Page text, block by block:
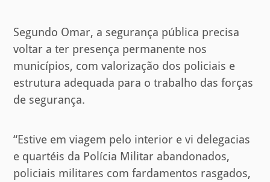
Segundo Omar, a segurança pública precisa
voltar a ter presença permanente nos
municípios, com valorização dos policiais e
estrutura adequada para o trabalho das forças
de segurança.
“Estive em viagem pelo interior e vi delegacias
e quartéis da Polícia Militar abandonados,
policiais militares com fardamentos rasgados,